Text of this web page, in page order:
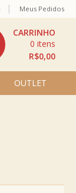
OUTLET
R$0,00
0
Meus Pedidos